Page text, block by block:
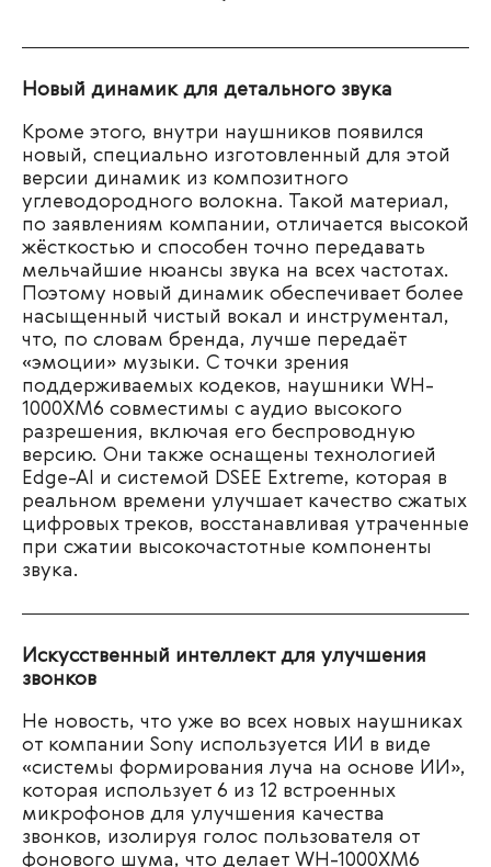
Новый динамик для детального звука
Кроме этого, внутри наушников появился
новый, специально изготовленный для этой
версии динамик из композитного
углеводородного волокна. Такой материал,
по заявлениям компании, отличается высокой
жёсткостью и способен точно передавать
мельчайшие нюансы звука на всех частотах.
Поэтому новый динамик обеспечивает более
насыщенный чистый вокал и инструментал,
что, по словам бренда, лучше передаёт
«эмоции» музыки. С точки зрения
поддерживаемых кодеков, наушники WH-
1000XM6 совместимы с аудио высокого
разрешения, включая его беспроводную
версию. Они также оснащены технологией
Edge-AI и системой DSEE Extreme, которая в
реальном времени улучшает качество сжатых
цифровых треков, восстанавливая утраченные
при сжатии высокочастотные компоненты
звука.
Искусственный интеллект для улучшения
звонков
Не новость, что уже во всех новых наушниках
от компании Sony используется ИИ в виде
«системы формирования луча на основе ИИ»,
которая использует 6 из 12 встроенных
микрофонов для улучшения качества
звонков, изолируя голос пользователя от
фонового шума, что делает WH-1000XM6